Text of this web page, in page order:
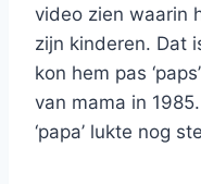
video zien waarin
zijn kinderen. Dat
kon hem pas
van mama in
‘papa’ lukte nog